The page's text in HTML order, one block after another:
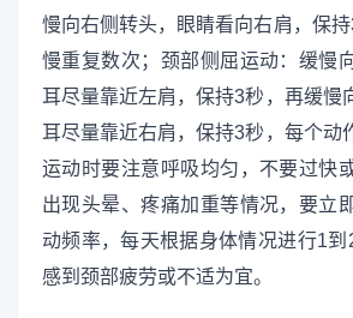
慢向右侧转头，眼睛看向右肩，保
慢重复数次；颈部侧屈运动：缓慢
耳尽量靠近左肩，保持3秒，再缓慢
耳尽量靠近右肩，保持3秒，每个动
运动时要注意呼吸均匀，不要过快
出现头晕、疼痛加重等情况，要立
动频率，每天根据身体情况进行1
感到颈部疲劳或不适为宜。